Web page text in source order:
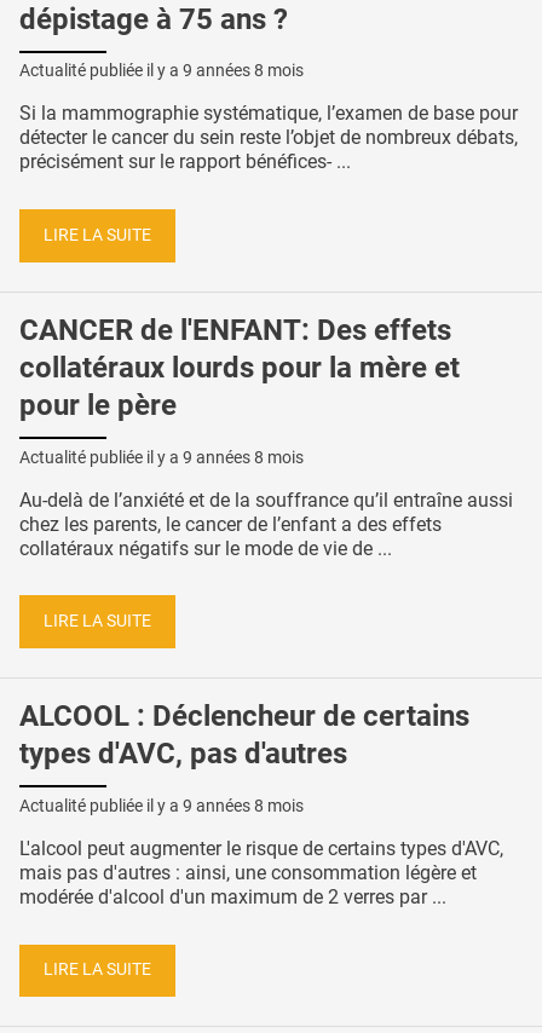
dépistage à 75 ans ?
Actualité publiée il y a 9 années 8 mois
Si la mammographie systématique, l’examen de base pour
détecter le cancer du sein reste l’objet de nombreux débats,
précisément sur le rapport bénéfices- ...
LIRE LA SUITE
CANCER de l'ENFANT: Des effets
collatéraux lourds pour la mère et
pour le père
Actualité publiée il y a 9 années 8 mois
Au-delà de l’anxiété et de la souffrance qu’il entraîne aussi
chez les parents, le cancer de l’enfant a des effets
collatéraux négatifs sur le mode de vie de ...
LIRE LA SUITE
ALCOOL : Déclencheur de certains
types d'AVC, pas d'autres
Actualité publiée il y a 9 années 8 mois
L'alcool peut augmenter le risque de certains types d'AVC,
mais pas d'autres : ainsi, une consommation légère et
modérée d'alcool d'un maximum de 2 verres par ...
LIRE LA SUITE